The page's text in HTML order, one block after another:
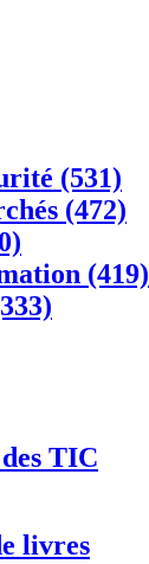
(531)
(472)
(419)
TIC
livres